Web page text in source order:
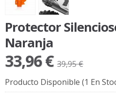
Protector
Naranja
33,96 € 39,95 €
Producto Disponible (1 En